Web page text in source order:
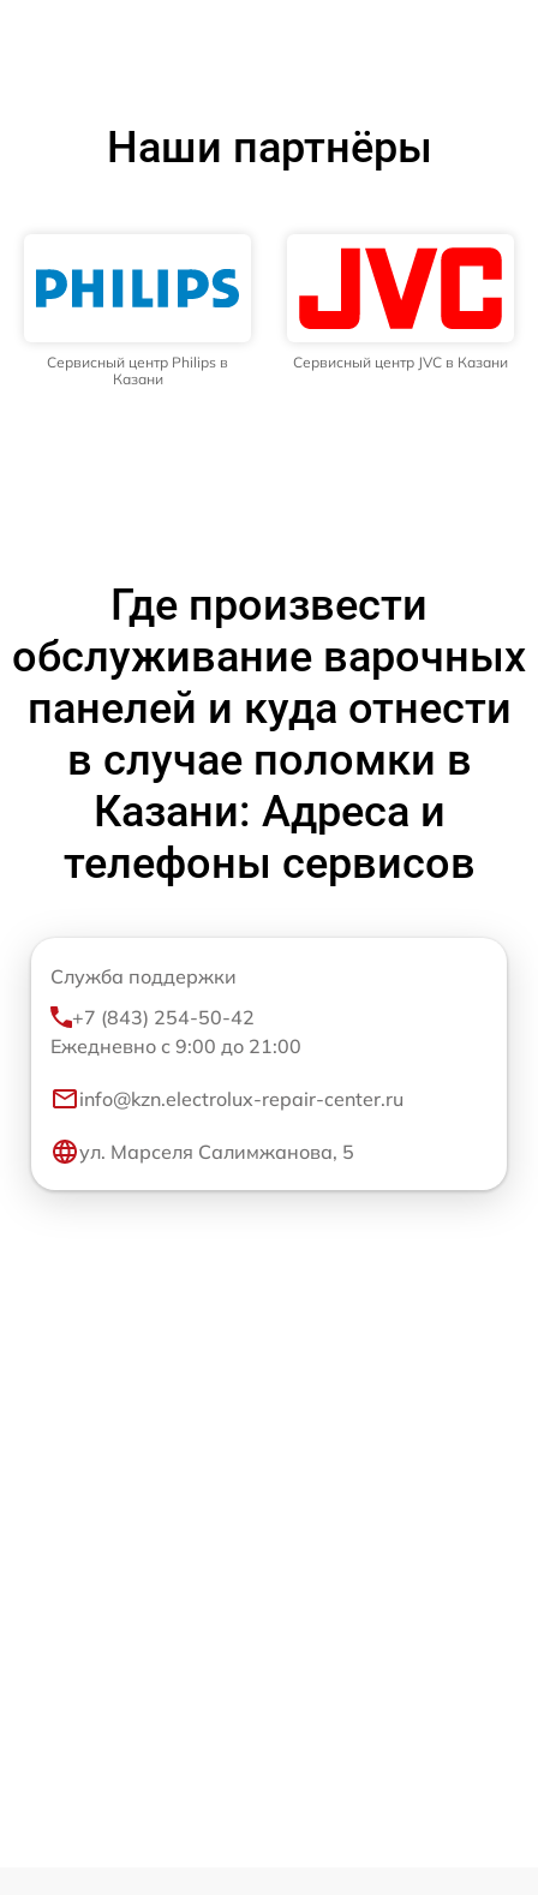
Наши партнёры
Сервисный центр Philips в
Казани
Сервисный центр JVC в Казани
Где произвести
обслуживание варочных
панелей и куда отнести
в случае поломки в
Казани: Адреса и
телефоны сервисов
Служба поддержки
+7 (843) 254-50-42
Ежедневно с 9:00 до 21:00
info@kzn.electrolux-repair-center.ru
ул. Марселя Салимжанова, 5